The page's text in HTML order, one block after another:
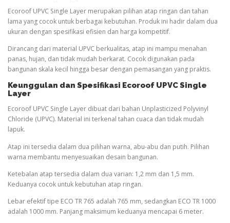
Ecoroof UPVC Single Layer merupakan pilihan atap ringan dan tahan
lama yang cocok untuk berbagai kebutuhan. Produk ini hadir dalam dua
ukuran dengan spesifikasi efisien dan harga kompetitif.
Dirancang dari material UPVC berkualitas, atap ini mampu menahan
panas, hujan, dan tidak mudah berkarat. Cocok digunakan pada
bangunan skala kecil hingga besar dengan pemasangan yang praktis.
Keunggulan dan Spesifikasi Ecoroof UPVC Single
Layer
Ecoroof UPVC Single Layer dibuat dari bahan Unplasticized Polyvinyl
Chloride (UPVC). Material ini terkenal tahan cuaca dan tidak mudah
lapuk.
Atap ini tersedia dalam dua pilihan warna, abu-abu dan putih. Pilihan
warna membantu menyesuaikan desain bangunan.
Ketebalan atap tersedia dalam dua varian: 1,2 mm dan 1,5 mm.
Keduanya cocok untuk kebutuhan atap ringan.
Lebar efektif tipe ECO TR 765 adalah 765 mm, sedangkan ECO TR 1000
adalah 1000 mm. Panjang maksimum keduanya mencapai 6 meter.